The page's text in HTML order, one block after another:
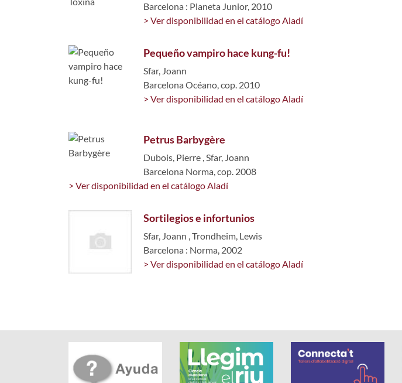
Barcelona : Planeta Junior, 2010
> Ver disponibilidad en el catálogo Aladí
Pequeño vampiro hace kung-fu!
Sfar, Joann
Barcelona Océano, cop. 2010
> Ver disponibilidad en el catálogo Aladí
Petrus Barbygère
Dubois, Pierre ,Sfar, Joann
Barcelona Norma, cop. 2008
> Ver disponibilidad en el catálogo Aladí
Sortilegios e infortunios
Sfar, Joann ,Trondheim, Lewis
Barcelona : Norma, 2002
> Ver disponibilidad en el catálogo Aladí